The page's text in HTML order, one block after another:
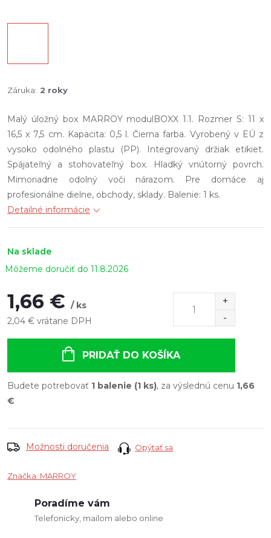
Záruka: 2 roky
Malý úložný box MARROY modulBOXX 1.1. Rozmer S: 11 x
16,5 x 7,5 cm. Kapacita: 0,5 l. Čierna farba. Vyrobený v EÚ z
vysoko odolného plastu (PP). Integrovaný držiak etikiet.
Spájateľný a stohovateľný box. Hladký vnútorný povrch.
Mimoriadne odolný voči nárazom. Pre domáce aj
profesionálne dielne, obchody, sklady. Balenie: 1 ks.
Detailné informácie
Na sklade
11.8.2026
1,66 € / ks
2,04 € vrátane DPH
PRIDAŤ DO KOŠÍKA
Budete potrebovať 1 balenie (1 ks), za výslednú cenu 1,66
€
Možnosti doručenia Opýtať sa
Značka: MARROY
Poradíme vám
Telefonicky, mailom alebo online